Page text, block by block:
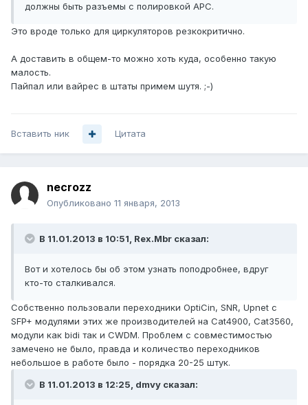
должны быть разъемы с полировкой APC.
Это вроде только для циркуляторов резкокритично.
А доставить в общем-то можно хоть куда, особенно такую
малость.
Пайпал или вайрес в штаты примем шутя. ;-)
Вставить ник Цитата
necrozz
Опубликовано 11 января, 2013
В 11.01.2013 в 10:51, Rex.Mbr сказал:
Вот и хотелось бы об этом узнать поподробнее, вдруг
кто-то сталкивался.
Собственно пользовали переходники OptiCin, SNR, Upnet с
SFP+ модулями этих же производителей на Cat4900, Cat3560,
модули как bidi так и CWDM. Проблем с совместимостью
замечено не было, правда и количество переходников
небольшое в работе было - порядка 20-25 штук.
В 11.01.2013 в 12:25, dmvy сказал: